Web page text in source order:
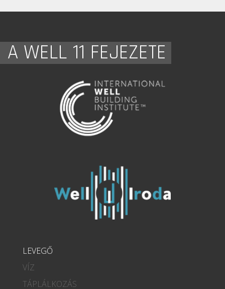
A WELL 11 FEJEZETE
LEVEGŐ
VÍZ
TÁPLÁLKOZÁS